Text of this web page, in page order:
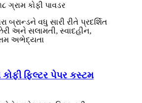
ગ્રામ કોફી પાવડર
બ્રાન્ડને વધુ સારી રીતે પ્રદર્શિત
અને સલામતી, સ્વાદહીન,
અભેદ્યતા
ફિલ્ટર પેપર કસ્ટમ